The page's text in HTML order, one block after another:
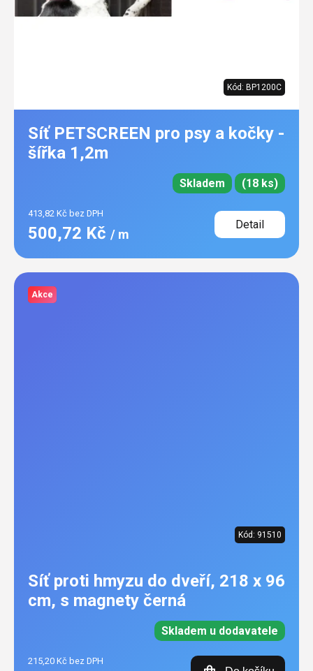
Kód: BP1200C
Síť PETSCREEN pro psy a kočky -
šířka 1,2m
Skladem (18 ks)
413,82 Kč bez DPH
500,72 Kč / m
Detail
Akce
Kód: 91510
Síť proti hmyzu do dveří, 218 x 96
cm, s magnety černá
Skladem u dodavatele
215,20 Kč bez DPH